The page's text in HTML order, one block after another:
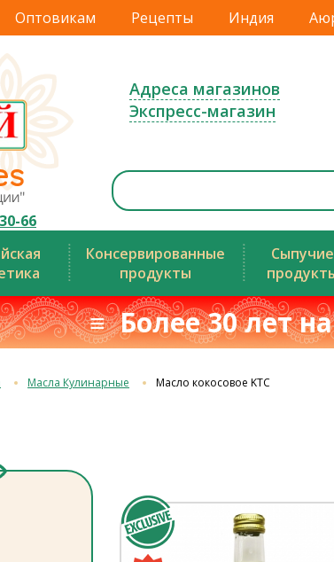
Оптовикам Рецепты Индия
66
Адреса магазинов
Экспресс-магазин
Консервированные
продукты
Сыпучие
≡ Более 30 лет
Масла Кулинарные Масло кокосовое KTC